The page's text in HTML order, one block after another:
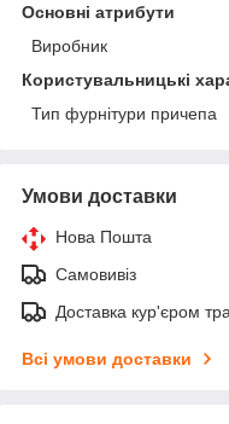
Основні атрибути
Виробник
Користувальницькі
Тип фурнітури причепа
Умови доставки
Нова Пошта
Самовивіз
Доставка кур'єром
Всі умови доставки